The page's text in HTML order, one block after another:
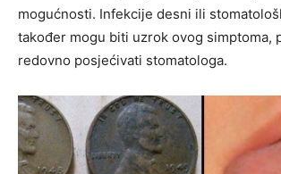
mogućnosti. Infekcije desni ili
također mogu biti uzrok ovog simptoma,
redovno posjećivati stomatologa.